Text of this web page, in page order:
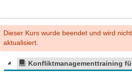
Dieser Kurs wurde beendet und wird
aktualisiert.
Konfliktmanagementtraining